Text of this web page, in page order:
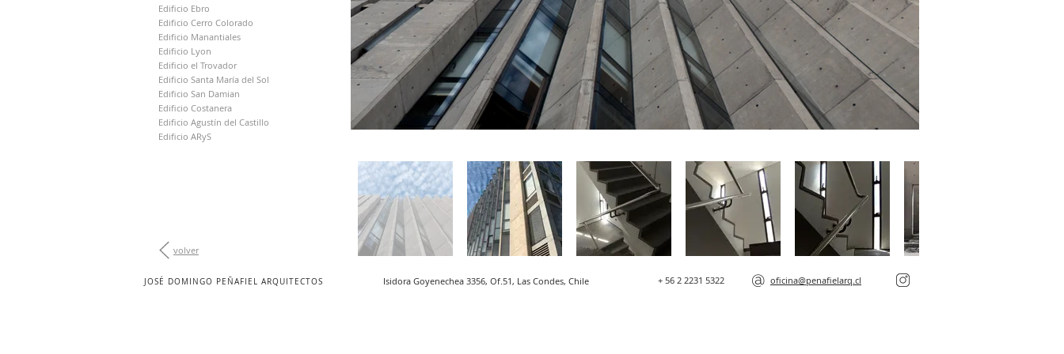
Edificio Ebro
Edificio Cerro Colorado
Edificio Manantiales
Edificio Lyon
Edificio el Trovador
Edificio Santa María del Sol
Edificio San Damian
Edificio Costanera
Edificio Agustín del Castillo
Edificio ARyS
volver
JOSÉ DOMINGO PEÑAFIEL ARQUITECTOS Isidora Goyenechea 3356, Of.51, Las Condes, Chile + 56 2 2231 5322 oficina@penafielarq.cl
@